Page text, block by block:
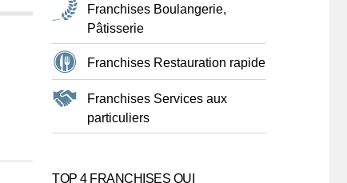
Franchises Boulangerie,
Pâtisserie
Franchises Restauration rapide
Franchises Services aux
particuliers
TOP 4 FRANCHISES QUI